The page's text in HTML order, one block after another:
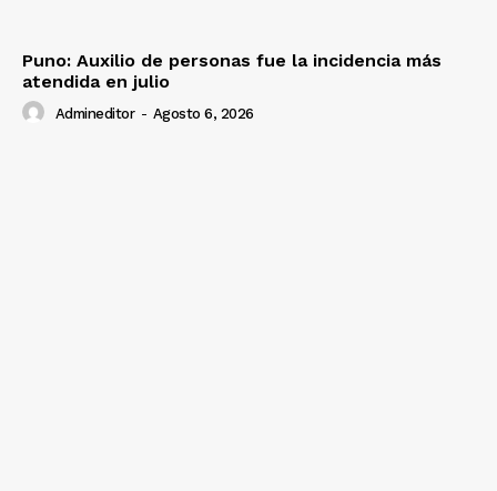
Puno: Auxilio de personas fue la incidencia más
atendida en julio
Admineditor - Agosto 6, 2026